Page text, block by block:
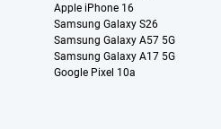
Apple iPhone 16
Samsung Galaxy S26
Samsung Galaxy A57 5G
Samsung Galaxy A17 5G
Google Pixel 10a